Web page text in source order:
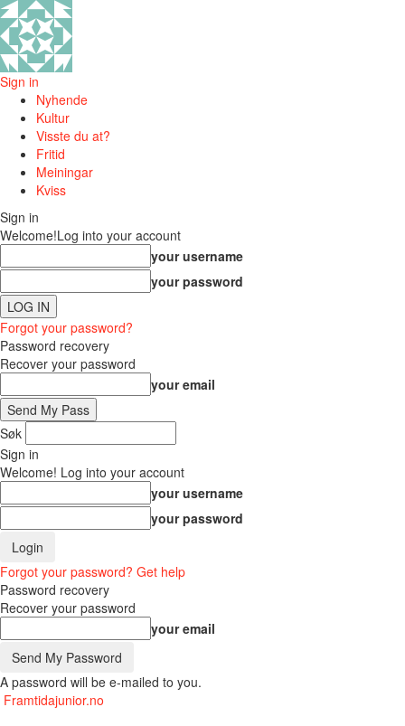
Sign in
Nyhende
Kultur
Visste du at?
Fritid
Meiningar
Kviss
Sign in
Welcome!Log into your account
your username
your password
Forgot your password?
Password recovery
Recover your password
your email
Søk
Sign in
Welcome! Log into your account
your username
your password
Forgot your password? Get help
Password recovery
Recover your password
your email
A password will be e-mailed to you.
Framtidajunior.no